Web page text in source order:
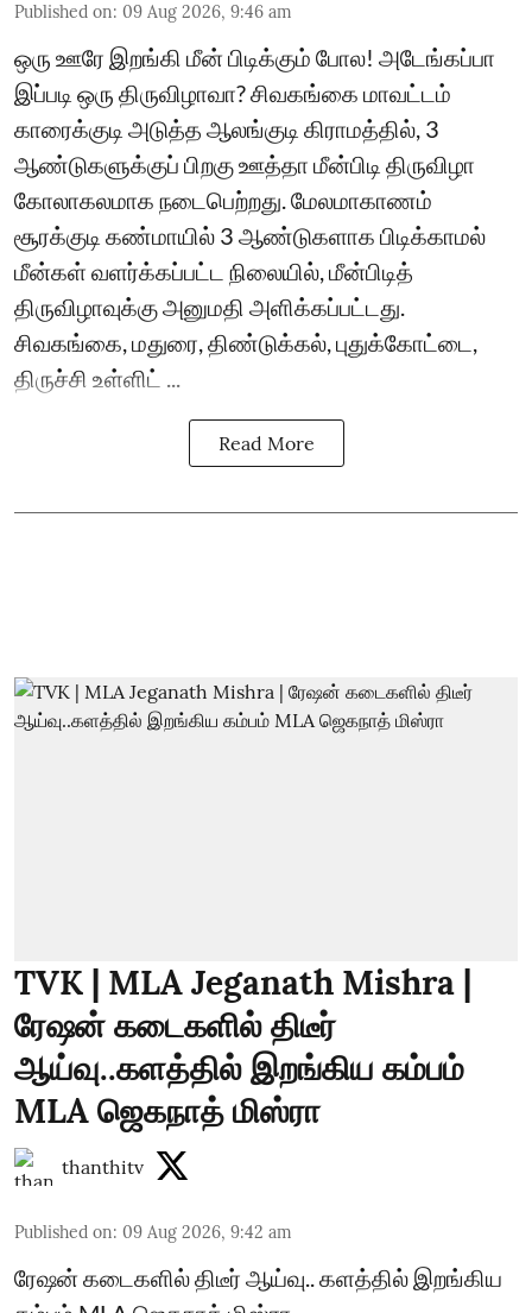
Published on: 09 Aug 2026, 9:46 am
ஒரு ஊரே இறங்கி மீன் பிடிக்கும் போல! அடேங்கப்பா
இப்படி ஒரு திருவிழாவா? சிவகங்கை மாவட்டம்
காரைக்குடி அடுத்த ஆலங்குடி கிராமத்தில், 3
ஆண்டுகளுக்குப் பிறகு ஊத்தா மீன்பிடி திருவிழா
கோலாகலமாக நடைபெற்றது. மேலமாகாணம்
சூரக்குடி கண்மாயில் 3 ஆண்டுகளாக பிடிக்காமல்
மீன்கள் வளர்க்கப்பட்ட நிலையில், மீன்பிடித்
திருவிழாவுக்கு அனுமதி அளிக்கப்பட்டது.
சிவகங்கை, மதுரை, திண்டுக்கல், புதுக்கோட்டை,
திருச்சி உள்ளிட் ...
Read More
TVK | MLA Jeganath Mishra |
ரேஷன் கடைகளில் திடீர்
ஆய்வு..களத்தில் இறங்கிய கம்பம்
MLA ஜெகநாத் மிஸ்ரா
thanthitv
Published on: 09 Aug 2026, 9:42 am
ரேஷன் கடைகளில் திடீர் ஆய்வு.. களத்தில் இறங்கிய